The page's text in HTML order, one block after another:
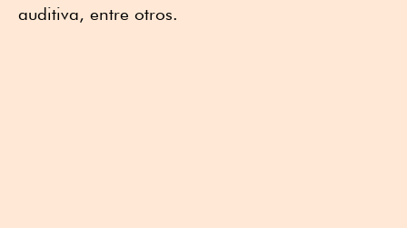
auditiva, entre otros.